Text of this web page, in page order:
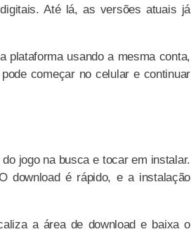
Até lá, as versões atuais já
plataforma usando a mesma conta,
começar no celular e continuar
jogo na busca e tocar em instalar.
download é rápido, e a instalação
a área de download e baixa o